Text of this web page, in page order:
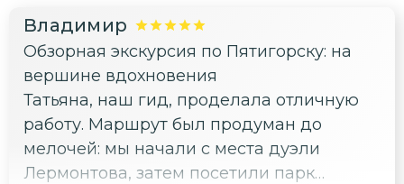
отличный гид, и с ней действительно
интересно.
профессионал, и я даже почувствовал
вину за то, что заплатил так мало.
Обязательно поеду ещё раз, но уже за
полную цену, потому что такое
впечатление того стоит.
Владимир
Обзорная экскурсия по Пятигорску: на
вершине вдохновения
Татьяна, наш гид, проделала отличную
работу. Маршрут был продуман до
мелочей: мы начали с места дуэли
Лермонтова, затем посетили парк